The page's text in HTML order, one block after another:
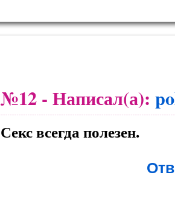
№12 - Написал(а):
Секс всегда полезен.